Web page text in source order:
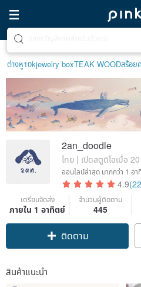
ต่างหู10kjewelry boxTEAK WOODสร้อย
2an_doodle
ไทย | เปิดสตูดิโอเมื่อ
ออนไลน์ล่าสุด มากกว่า 1 อ
4.9
เตรียมจัดส่ง
ภายใน 1 อาทิตย์
จำนวนผู้ติดตาม
445
ติดตาม
สินค้าแนะนำ